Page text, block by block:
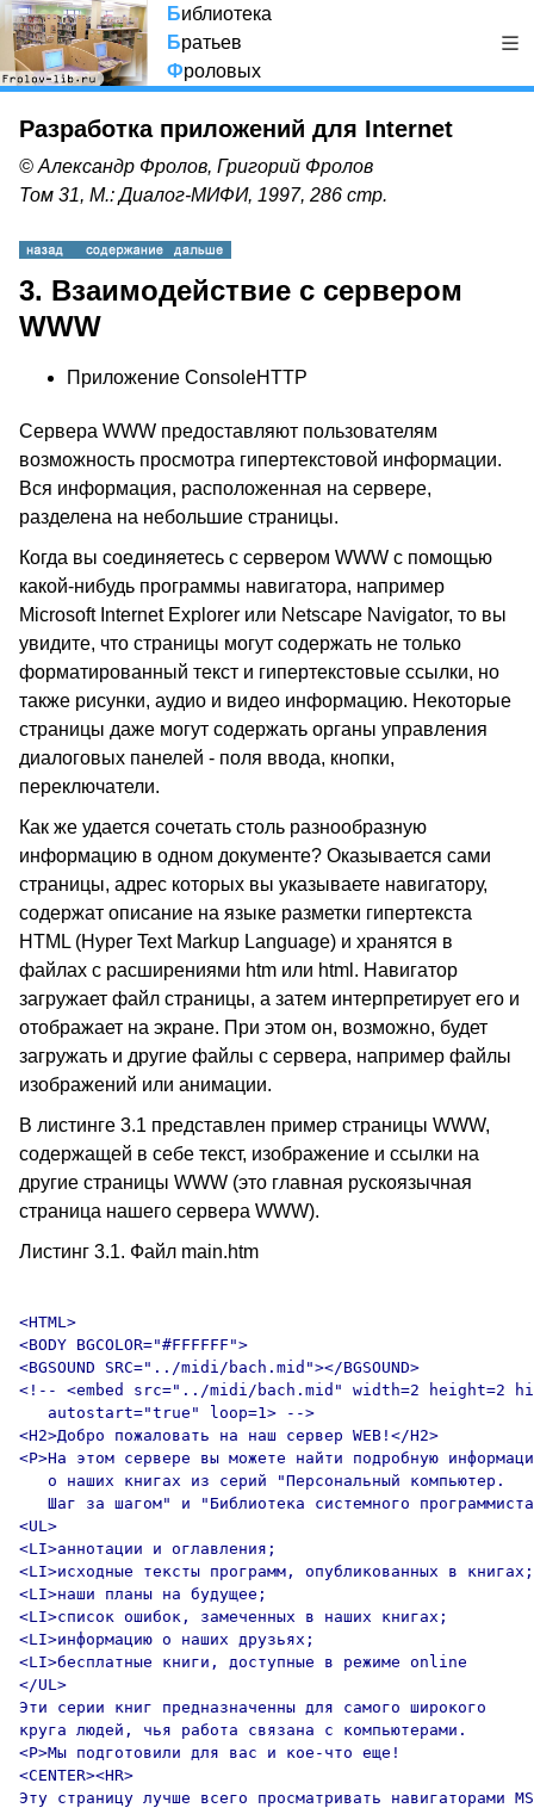
Библиотека
Братьев
Фроловых
Разработка приложений для Internet
© Александр Фролов, Григорий Фролов
Том 31, М.: Диалог-МИФИ, 1997, 286 стр.
3. Взаимодействие с сервером
WWW
Приложение ConsoleHTTP
Сервера WWW предоставляют пользователям
возможность просмотра гипертекстовой информации.
Вся информация, расположенная на сервере,
разделена на небольшие страницы.
Когда вы соединяетесь с сервером WWW с помощью
какой-нибудь программы навигатора, например
Microsoft Internet Explorer или Netscape Navigator, то вы
увидите, что страницы могут содержать не только
форматированный текст и гипертекстовые ссылки, но
также рисунки, аудио и видео информацию. Некоторые
страницы даже могут содержать органы управления
диалоговых панелей - поля ввода, кнопки,
переключатели.
Как же удается сочетать столь разнообразную
информацию в одном документе? Оказывается сами
страницы, адрес которых вы указываете навигатору,
содержат описание на языке разметки гипертекста
HTML (Hyper Text Markup Language) и хранятся в
файлах с расширениями htm или html. Навигатор
загружает файл страницы, а затем интерпретирует его и
отображает на экране. При этом он, возможно, будет
загружать и другие файлы с сервера, например файлы
изображений или анимации.
В листинге 3.1 представлен пример страницы WWW,
содержащей в себе текст, изображение и ссылки на
другие страницы WWW (это главная рускоязычная
страница нашего сервера WWW).
Листинг 3.1. Файл main.htm
<HTML>
<BODY BGCOLOR="#FFFFFF">
<BGSOUND SRC="../midi/bach.mid"></BGSOUND>
<!-- <embed src="../midi/bach.mid" width=2 height=2
   autostart="true" loop=1> -->
<H2>Добро пожаловать на наш сервер WEB!</H2>
<P>На этом сервере вы можете найти подробную
   о наших книгах из серий "Персональный компьютер.
Шаг за шагом" и "Библиотека системного
<UL>
<LI>аннотации и оглавления;
<LI>исходные тексты программ, опубликованных в книгах;
<LI>наши планы на будущее;
<LI>список ошибок, замеченных в наших книгах;
<LI>информацию о наших друзьях;
<LI>бесплатные книги, доступные в режиме online
</UL>
Эти серии книг предназначенны для самого широкого
круга людей, чья работа связана с компьютерами.
<P>Мы подготовили для вас и кое-что еще!
<CENTER><HR>
Эту страницу лучше всего просматривать